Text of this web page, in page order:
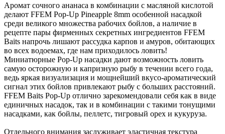
Аромат сочного ананаса в комбинации с масляной кислотой
делают FFEM Pop-Up Pineapple 8mm особенной насадкой
среди великого множества рабочих бойлов, а наличие в
рецепте пары фирменных секретных ингредиентов FFEM
Baits напрочь лишают рассудка карпов и амуров, обитающих
во всех водоемах, где нам приходилось ловить!
Миниатюрные Pop-Up насадки дают возможность ловить
самую осторожную и капризную рыбу в течении всего года,
ведь яркая визуализация и мощнейший вкусо-ароматический
сигнал этих бойлов привлекают рыбу с больших расстояний.
FFEM Baits Pop-Up отлично зарекомендовали себя как в виде
единичных насадок, так и в комбинации с такими тонущими
насадками, как бойлы, пеллетс, тигровый орех и кукуруза.
Отдельного внимания заслуживает эластичная текстура